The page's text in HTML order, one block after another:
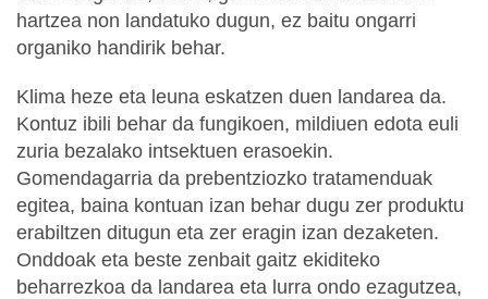
hartzea non landatuko dugun, ez baitu ongarri
organiko handirik behar.
Klima heze eta leuna eskatzen duen landarea da.
Kontuz ibili behar da fungikoen, mildiuen edota euli
zuria bezalako intsektuen erasoekin.
Gomendagarria da prebentziozko tratamenduak
egitea, baina kontuan izan behar dugu zer produktu
erabiltzen ditugun eta zer eragin izan dezaketen.
Onddoak eta beste zenbait gaitz ekiditeko
beharrezkoa da landarea eta lurra ondo ezagutzea,